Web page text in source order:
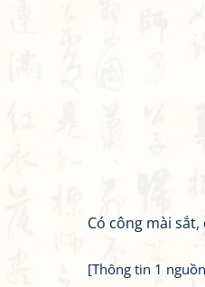
Có công mài
[Thông tin 1